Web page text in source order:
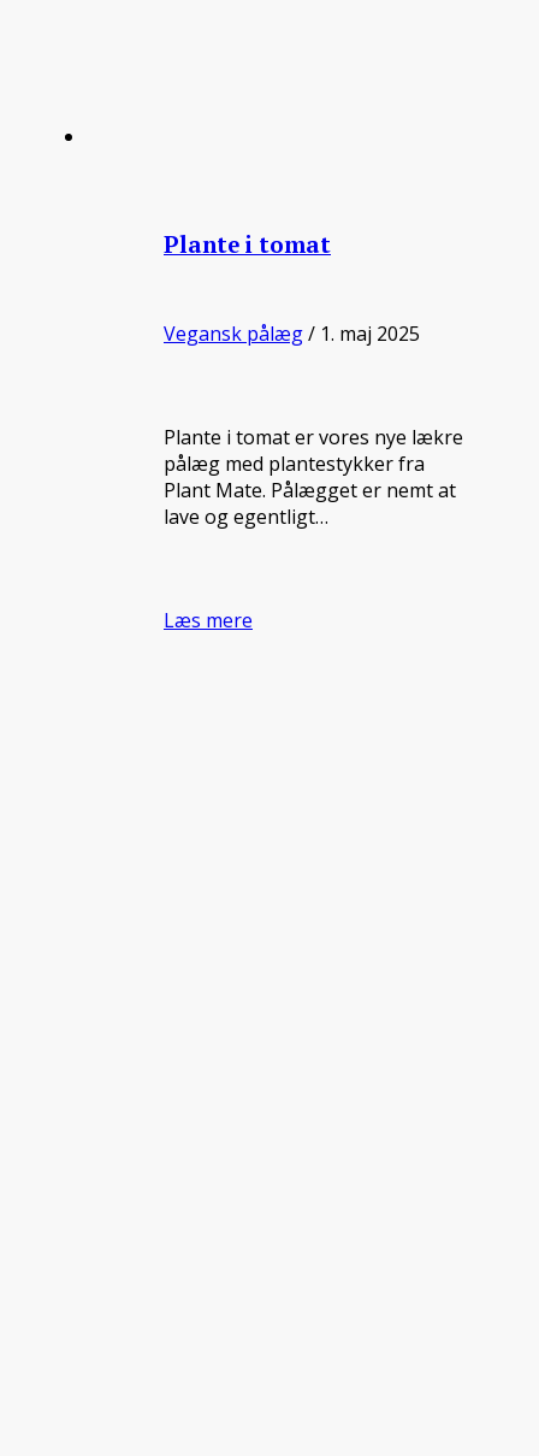
Plante i tomat
Vegansk pålæg/ 1. maj 2025
Plante i tomat er vores nye lækre
pålæg med plantestykker fra
Plant Mate. Pålægget er nemt at
lave og egentligt…
Læs mere